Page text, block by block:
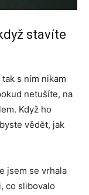
stavíte
s ním nikam
netušíte, na
Když ho
vědět, jak
jsem se vrhala
co slibovalo